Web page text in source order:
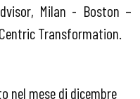
Milan - Boston –
Transformation.
nel mese di dicembre